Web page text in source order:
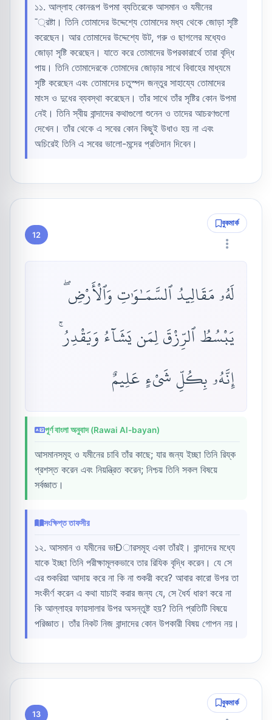
১১. আল্লাহ কোনরূপ উপমা ব্যতিরেকে আসমান ও যমীনের
¯্রষ্টা। তিনি তোমাদের উদ্দেশ্যে তোমাদের মধ্য থেকে জোড়া সৃষ্টি
করেছেন। আর তোমাদের উদ্দেশ্যে উট, গরু ও ছাগলের মধ্যেও
জোড়া সৃষ্টি করেছেন। যাতে করে তোমাদের উপরকারার্থে তারা বৃদ্ধি
পায়। তিনি তোমাদেরকে তোমাদের জোড়ার সাথে বিবাহের মাধ্যমে
সৃষ্টি করেছেন এবং তোমাদের চতুস্পদ জন্তুর সাহায্যে তোমাদের
মাংস ও দুধের ব্যবস্থা করেছেন। তাঁর সাথে তাঁর সৃষ্টির কোন উপমা
নেই। তিনি স্বীয় বান্দাদের কথাগুলো শুনেন ও তাদের আচরণগুলো
দেখেন। তাঁর থেকে এ সবের কোন কিছুই উধাও হয় না এবং
অচিরেই তিনি এ সবের ভালো-মন্দের প্রতিদান দিবেন।
12
বুকমার্ক
لَهُۥ مَقَالِيدُ ٱلسَّمَـٰوَٰتِ وَٱلْأَرْضِ ۖ
يَبْسُطُ ٱلرِّزْقَ لِمَن يَشَآءُ وَيَقْدِرُ ۚ
إِنَّهُۥ بِكُلِّ شَىْءٍ عَلِيمٌ
পূর্ণ বাংলা অনুবাদ (Rawai Al-bayan)
আসমানসমূহ ও যমীনের চাবি তাঁর কাছে; যার জন্য ইচ্ছা তিনি রিয্ক
প্রশস্ত করেন এবং নিয়ন্ত্রিত করেন; নিশ্চয় তিনি সকল বিষয়ে
সর্বজ্ঞাত।
সংক্ষিপ্ত তাফসীর
১২. আসমান ও যমীনের ভাÐারসমূহ একা তাঁরই। বান্দাদের মধ্যে
যাকে ইচ্ছা তিনি পরীক্ষামূলকভাবে তার রিযিক বৃদ্ধি করেন। যে সে
এর শুকরিয়া আদায় করে না কি না শুকরী করে? আবার কারো উপর তা
সংকীর্ণ করেন এ কথা যাচাই করার জন্য যে, সে ধৈর্য ধারণ করে না
কি আল্লাহর ফায়সালার উপর অসন্তুষ্ট হয়? তিনি প্রতিটি বিষয়ে
পরিজ্ঞাত। তাঁর নিকট নিজ বান্দাদের কোন উপকারী বিষয় গোপন নয়।
13
বুকমার্ক